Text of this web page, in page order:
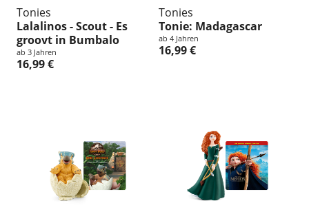
Tonies
Lalalinos - Scout - Es
groovt in Bumbalo
ab 3 Jahren
16,99 €
Tonies
Tonie: Madagascar
ab 4 Jahren
16,99 €